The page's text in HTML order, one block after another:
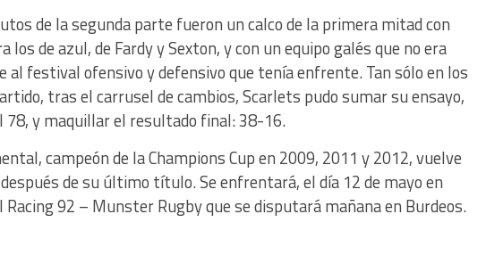
de la segunda parte fueron un calco de la primera mitad con
los de azul, de Fardy y Sexton, y con un equipo galés que no era
al festival ofensivo y defensivo que tenía enfrente. Tan sólo en los
tras el carrusel de cambios, Scarlets pudo sumar su ensayo,
78, y maquillar el resultado final: 38-16.
campeón de la Champions Cup en 2009, 2011 y 2012, vuelve
de su último título. Se enfrentará, el día 12 de mayo en
Racing 92 – Munster Rugby que se disputará mañana en Burdeos.